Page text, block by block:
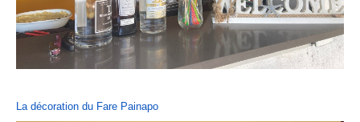
La décoration du Fare Painapo